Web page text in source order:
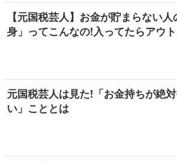
【元国税芸人】お金が貯まらない
身」ってこんなの!入ってたらアウ
元国税芸人は見た!「お金持ちが絶
い」こととは